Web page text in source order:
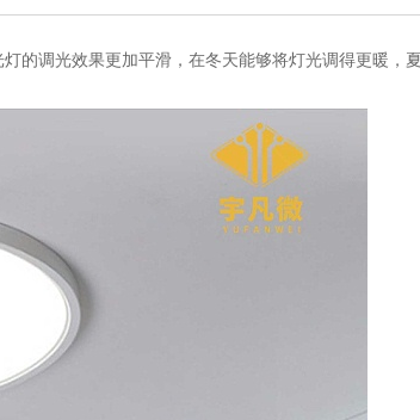
调光效果更加平滑，在冬天能够将灯光调得更暖，